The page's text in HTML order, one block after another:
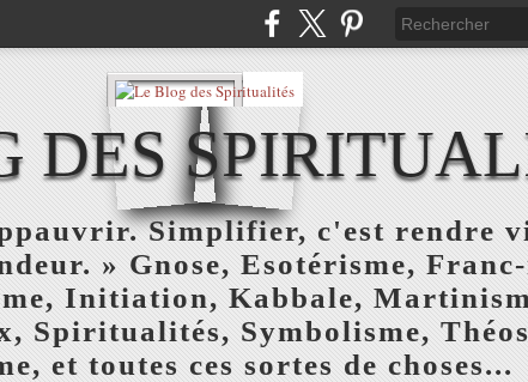
DES
Simplifier, c'est rendre
» Gnose, Esotérisme,
Initiation, Kabbale,
Spiritualités, Symbolisme,
et toutes ces sortes de choses...